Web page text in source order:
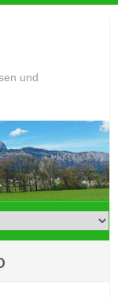
und